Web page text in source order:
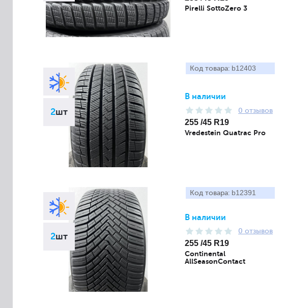
Pirelli SottoZero 3
2шт
Код товара: b12403
В наличии
0 отзывов
255 /45 R19
Vredestein Quatrac Pro
2шт
Код товара: b12391
В наличии
0 отзывов
255 /45 R19
Continental
AllSeasonContact